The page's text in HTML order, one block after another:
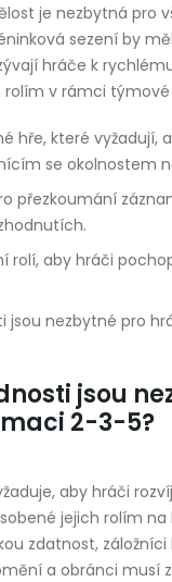
je nezbytná pro
sezení by
hráče k
v rámci týmové
hře, které vyžadují,
se okolnostem
přezkoumání
rolí, aby hráči
jsou
2-3-5?
aby hráči
jejich rolím na
zdatnost,
a obránci musí